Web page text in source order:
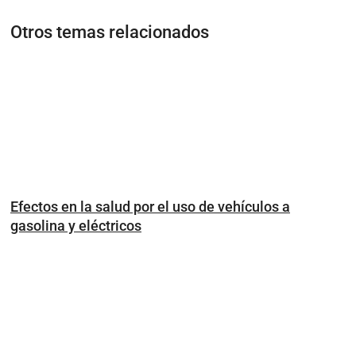
Otros temas relacionados
Efectos en la salud por el uso de vehículos a
gasolina y eléctricos